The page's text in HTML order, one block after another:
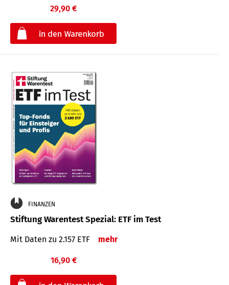
29,90 €
FINANZEN
Stiftung Warentest Spezial: ETF im Test
Mit Daten zu 2.157 ETF mehr
16,90 €